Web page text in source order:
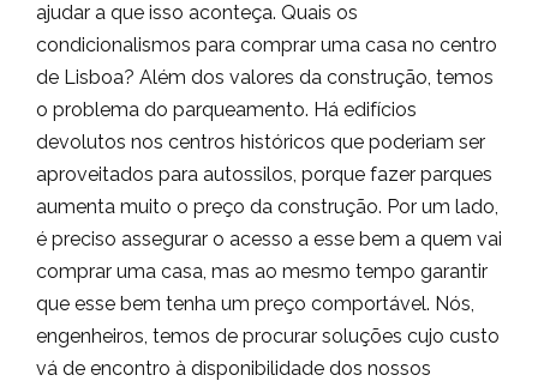
ajudar a que isso aconteça. Quais os
condicionalismos para comprar uma casa no centro
de Lisboa? Além dos valores da construção, temos
o problema do parqueamento. Há edifícios
devolutos nos centros históricos que poderiam ser
aproveitados para autossilos, porque fazer parques
aumenta muito o preço da construção. Por um lado,
é preciso assegurar o acesso a esse bem a quem vai
comprar uma casa, mas ao mesmo tempo garantir
que esse bem tenha um preço comportável. Nós,
engenheiros, temos de procurar soluções cujo custo
vá de encontro à disponibilidade dos nossos